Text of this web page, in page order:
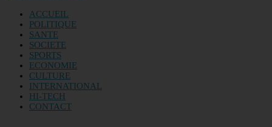
ACCUEIL
POLITIQUE
SANTE
SOCIETE
SPORTS
ECONOMIE
CULTURE
INTERNATIONAL
HI-TECH
CONTACT